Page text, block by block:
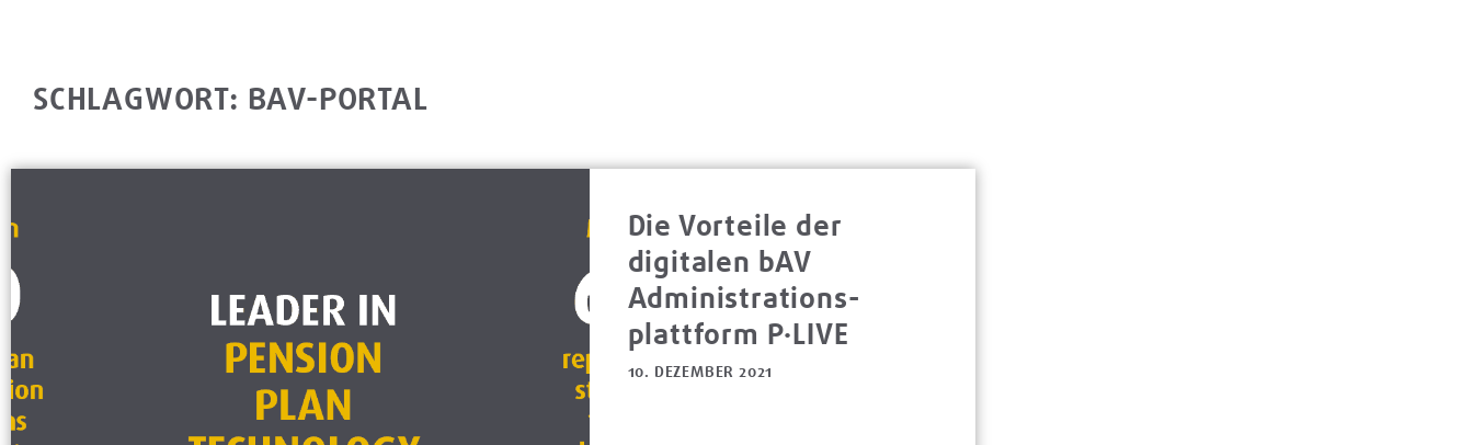
SCHLAGWORT: BAV-PORTAL
Die Vorteile der
digitalen bAV
Administrations­
platt­form P·LIVE
10. DEZEMBER 2021